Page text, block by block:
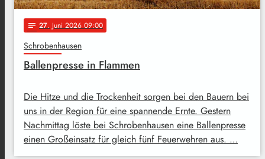
notes 27. Juni 2026 09:00
Schrobenhausen
Ballenpresse in Flammen
Die Hitze und die Trockenheit sorgen bei den Bauern bei
uns in der Region für eine spannende Ernte. Gestern
Nachmittag löste bei Schrobenhausen eine Ballenpresse
einen Großeinsatz für gleich fünf Feuerwehren aus. …